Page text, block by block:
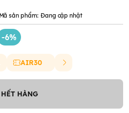
sản phẩm: Đang cập nhật
-6%
AIR30
HẾT HÀNG